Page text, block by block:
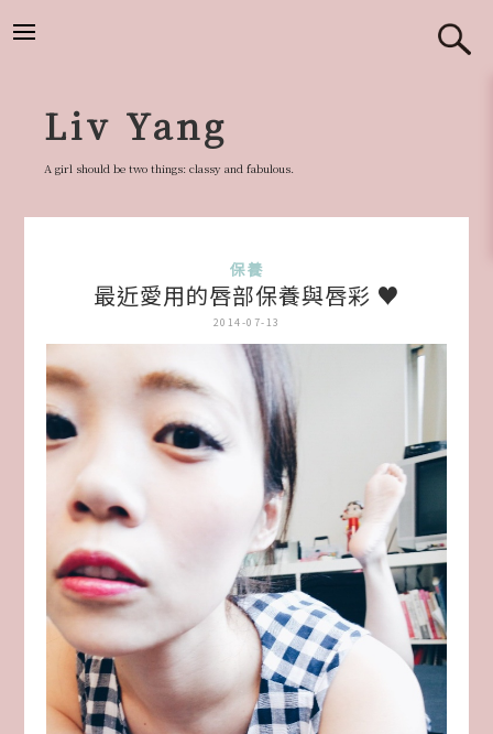
Liv Yang
A girl should be two things: classy and fabulous.
保養
最近愛用的唇部保養與唇彩 ♥
2014-07-13